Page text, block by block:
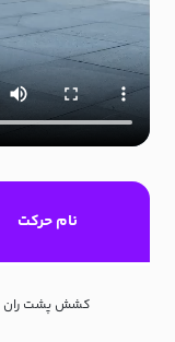
نام حرکت
کشش پشت ران